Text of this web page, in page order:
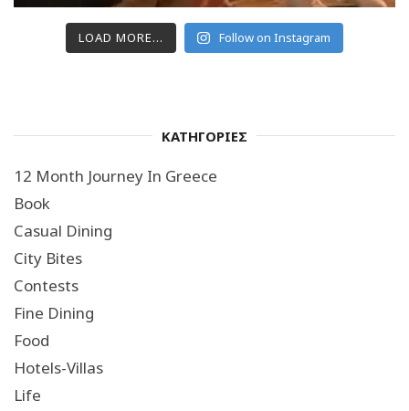
LOAD MORE... Follow on Instagram
ΚΑΤΗΓΟΡΙΕΣ
12 Month Journey In Greece
Book
Casual Dining
City Bites
Contests
Fine Dining
Food
Hotels-Villas
Life